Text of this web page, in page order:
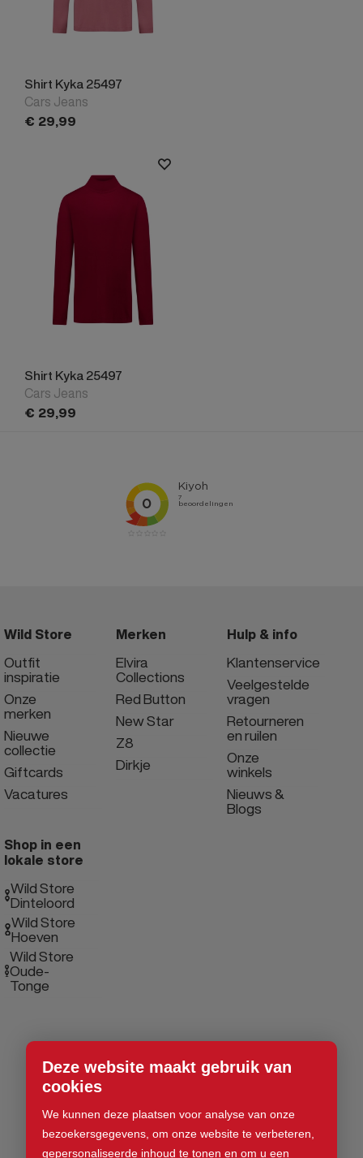
Deze website maakt gebruik van
cookies
We kunnen deze plaatsen voor analyse van onze
bezoekersgegevens, om onze website te verbeteren,
gepersonaliseerde inhoud te tonen en om u een
Shirt Kyka 25497
Cars Jeans
€ 29,99
Shirt Kyka 25497
Cars Jeans
€ 29,99
Wild Store
Outfit
inspiratie
Onze
merken
Nieuwe
collectie
Giftcards
Vacatures
Merken
Elvira
Collections
Red Button
New Star
Z8
Dirkje
Hulp & info
Klantenservice
Veelgestelde
vragen
Retourneren
en ruilen
Onze
winkels
Nieuws &
Blogs
Shop in een
lokale store
Wild Store
Dinteloord
Wild Store
Hoeven
Wild Store
Oude-
Tonge